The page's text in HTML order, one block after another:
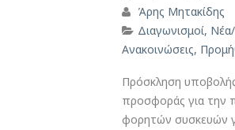
Άρης Μητακίδης
Διαγωνισμοί, Νέα/
Ανακοινώσεις,
Πρόσκληση
προσφοράς για την
φορητών συσκευών